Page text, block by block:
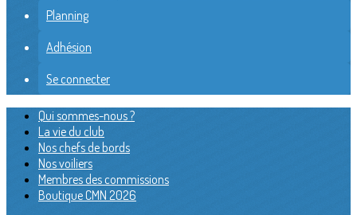
Planning
Adhésion
Se connecter
Qui sommes-nous ?
La vie du club
Nos chefs de bords
Nos voiliers
Membres des commissions
Boutique CMN 2026